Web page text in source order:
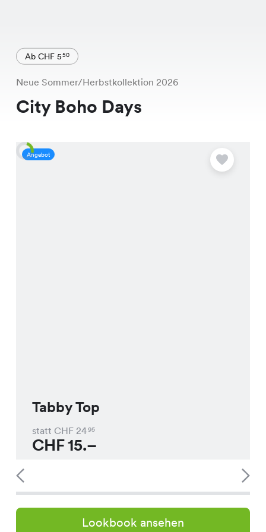
Ab CHF 550
Neue Sommer/Herbstkollektion 2026
City Boho Days
Angebot
Tabby Top
statt CHF 2495
CHF15.–
Lookbook ansehen